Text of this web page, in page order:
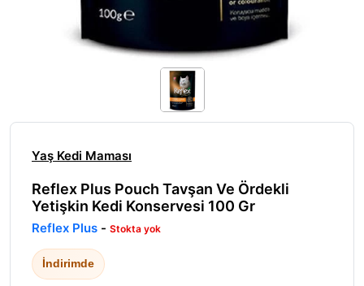
Yaş Kedi Maması
Reflex Plus Pouch Tavşan Ve Ördekli
Yetişkin Kedi Konservesi 100 Gr
Reflex Plus - Stokta yok
İndirimde